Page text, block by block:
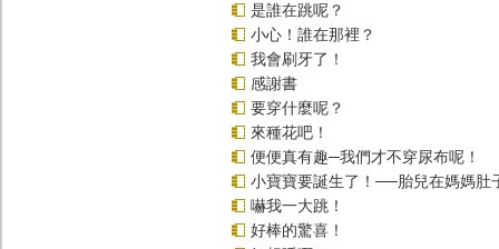
是誰在跳呢？
小心！誰在那裡？
我會刷牙了！
感謝書
要穿什麼呢？
來種花吧！
便便真有趣─我們才不穿尿布呢！
小寶寶要誕生了！──胎兒在媽媽肚
嚇我一大跳！
好棒的驚喜！